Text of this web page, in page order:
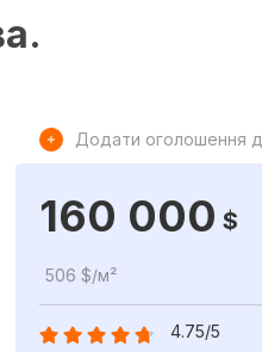
Додати оголошення
160 000 $
506 $/м²
4.75/5